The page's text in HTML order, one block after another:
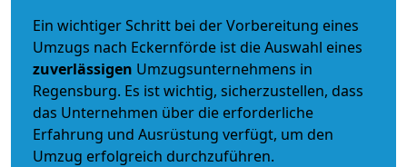
Ein wichtiger Schritt bei der Vorbereitung eines
Umzugs nach Eckernförde ist die Auswahl eines
zuverlässigen Umzugsunternehmens in
Regensburg. Es ist wichtig, sicherzustellen, dass
das Unternehmen über die erforderliche
Erfahrung und Ausrüstung verfügt, um den
Umzug erfolgreich durchzuführen.